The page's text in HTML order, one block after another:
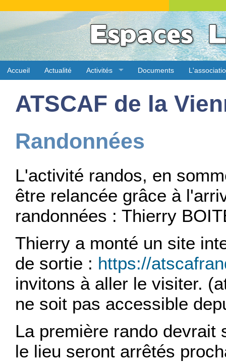
Accueil Actualité Activités Documents
ATSCAF de la
Randonnées
L'activité randos, en
être relancée grâce à
randonnées : Thierry
Thierry a monté un site
de sortie : https://
invitons à aller le visiter.
ne soit pas accessible
La première rando devrait
le lieu seront arrêtés